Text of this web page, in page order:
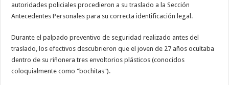
autoridades policiales procedieron a su traslado a la Sección
Antecedentes Personales para su correcta identificación legal.
Durante el palpado preventivo de seguridad realizado antes del
traslado, los efectivos descubrieron que el joven de 27 años ocultaba
dentro de su riñonera tres envoltorios plásticos (conocidos
coloquialmente como "bochitas").